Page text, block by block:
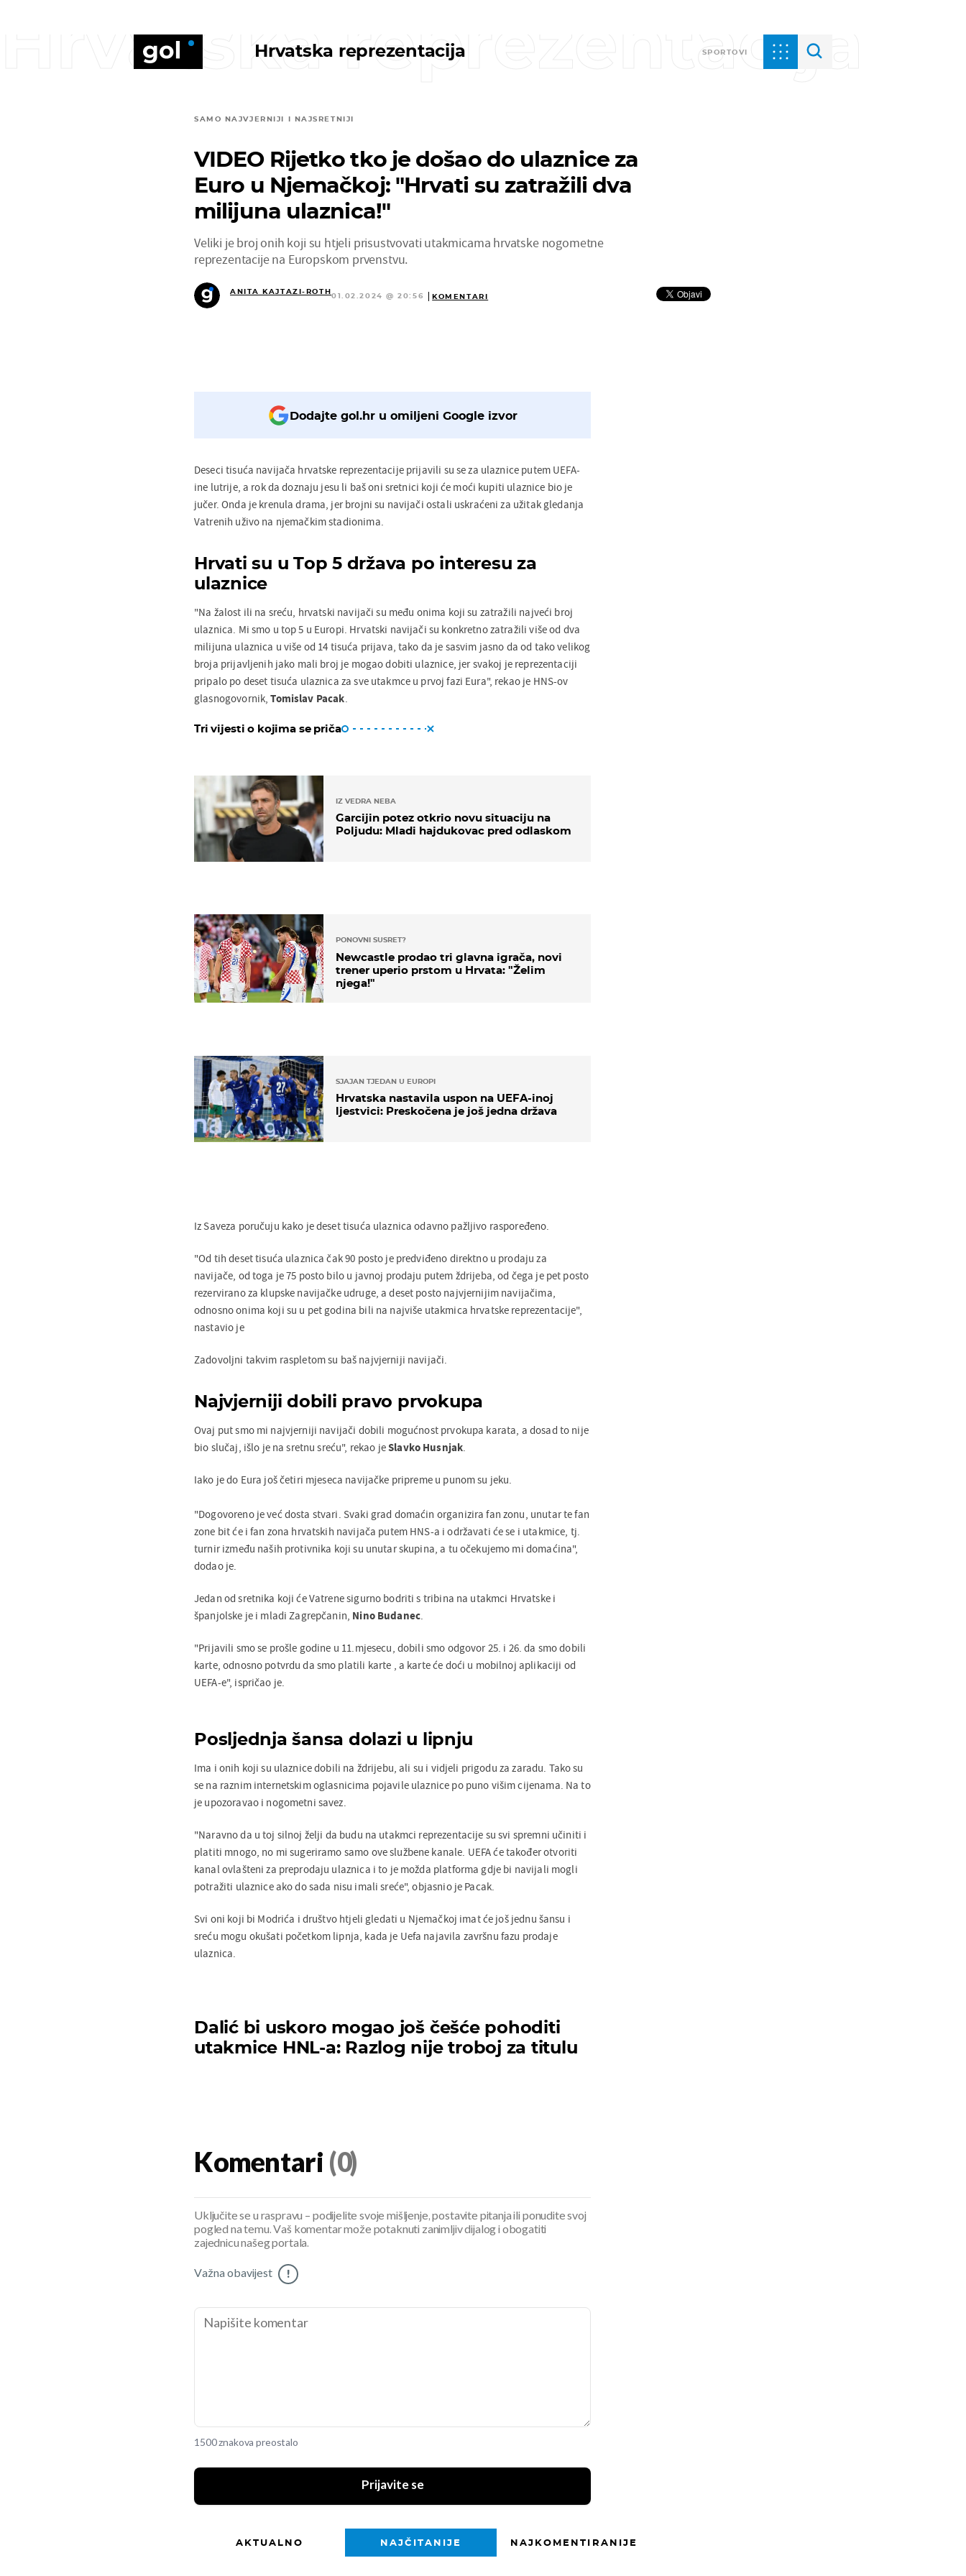
Hrvatska reprezentacija SPORTOVI
Hrvatska reprezentacija
SAMO NAJVJERNIJI I NAJSRETNIJI
VIDEO Rijetko tko je došao do ulaznice za
Euro u Njemačkoj: "Hrvati su zatražili dva
milijuna ulaznica!"
Veliki je broj onih koji su htjeli prisustvovati utakmicama hrvatske nogometne
reprezentacije na Europskom prvenstvu.
ANITA KAJTAZI-ROTH
01.02.2024 @ 20:56 KOMENTARI
Dodajte gol.hr u omiljeni Google izvor
Deseci tisuća navijača hrvatske reprezentacije prijavili su se za ulaznice putem UEFA-
ine lutrije, a rok da doznaju jesu li baš oni sretnici koji će moći kupiti ulaznice bio je
jučer. Onda je krenula drama, jer brojni su navijači ostali uskraćeni za užitak gledanja
Vatrenih uživo na njemačkim stadionima.
Hrvati su u Top 5 država po interesu za
ulaznice
"Na žalost ili na sreću, hrvatski navijači su među onima koji su zatražili najveći broj
ulaznica. Mi smo u top 5 u Europi. Hrvatski navijači su konkretno zatražili više od dva
milijuna ulaznica u više od 14 tisuća prijava, tako da je sasvim jasno da od tako velikog
broja prijavljenih jako mali broj je mogao dobiti ulaznice, jer svakoj je reprezentaciji
pripalo po deset tisuća ulaznica za sve utakmce u prvoj fazi Eura", rekao je HNS-ov
glasnogovornik,Tomislav Pacak.
Tri vijesti o kojima se priča
IZ VEDRA NEBA
Garcijin potez otkrio novu situaciju na
Poljudu: Mladi hajdukovac pred odlaskom
PONOVNI SUSRET?
Newcastle prodao tri glavna igrača, novi
trener uperio prstom u Hrvata: "Želim
njega!"
SJAJAN TJEDAN U EUROPI
Hrvatska nastavila uspon na UEFA-inoj
ljestvici: Preskočena je još jedna država
Iz Saveza poručuju kako je deset tisuća ulaznica odavno pažljivo raspoređeno.
"Od tih deset tisuća ulaznica čak 90 posto je predviđeno direktno u prodaju za
navijače, od toga je 75 posto bilo u javnoj prodaju putem ždrijeba, od čega je pet posto
rezervirano za klupske navijačke udruge, a deset posto najvjernijim navijačima,
odnosno onima koji su u pet godina bili na najviše utakmica hrvatske reprezentacije",
nastavio je
Zadovoljni takvim raspletom su baš najvjerniji navijači.
Najvjerniji dobili pravo prvokupa
Ovaj put smo mi najvjerniji navijači dobili mogućnost prvokupa karata, a dosad to nije
bio slučaj, išlo je na sretnu sreću", rekao jeSlavko Husnjak.
Iako je do Eura još četiri mjeseca navijačke pripreme u punom su jeku.
"Dogovoreno je već dosta stvari. Svaki grad domaćin organizira fan zonu, unutar te fan
zone bit će i fan zona hrvatskih navijača putem HNS-a i održavati će se i utakmice, tj.
turnir između naših protivnika koji su unutar skupina, a tu očekujemo mi domaćina",
dodao je.
Jedan od sretnika koji će Vatrene sigurno bodriti s tribina na utakmci Hrvatske i
španjolske je i mladi Zagrepčanin, Nino Budanec.
"Prijavili smo se prošle godine u 11.mjesecu, dobili smo odgovor 25. i 26. da smo dobili
karte, odnosno potvrdu da smo platili karte , a karte će doći u mobilnoj aplikaciji od
UEFA-e", ispričao je.
Posljednja šansa dolazi u lipnju
Ima i onih koji su ulaznice dobili na ždrijebu, ali su i vidjeli prigodu za zaradu. Tako su
se na raznim internetskim oglasnicima pojavile ulaznice po puno višim cijenama. Na to
je upozoravao i nogometni savez.
"Naravno da u toj silnoj želji da budu na utakmci reprezentacije su svi spremni učiniti i
platiti mnogo, no mi sugeriramo samo ove službene kanale. UEFA će također otvoriti
kanal ovlašteni za preprodaju ulaznica i to je možda platforma gdje bi navijali mogli
potražiti ulaznice ako do sada nisu imali sreće", objasnio je Pacak.
Svi oni koji bi Modrića i društvo htjeli gledati u Njemačkoj imat će još jednu šansu i
sreću mogu okušati početkom lipnja, kada je Uefa najavila završnu fazu prodaje
ulaznica.
Dalić bi uskoro mogao još češće pohoditi
utakmice HNL-a: Razlog nije troboj za titulu
Komentari (0)
Uključite se u raspravu – podijelite svoje mišljenje, postavite pitanja ili ponudite svoj
pogled na temu. Vaš komentar može potaknuti zanimljiv dijalog i obogatiti
zajednicu našeg portala.
Važna obavijest !
1500 znakova preostalo
Prijavite se
AKTUALNO NAJČITANIJE NAJKOMENTIRANIJE